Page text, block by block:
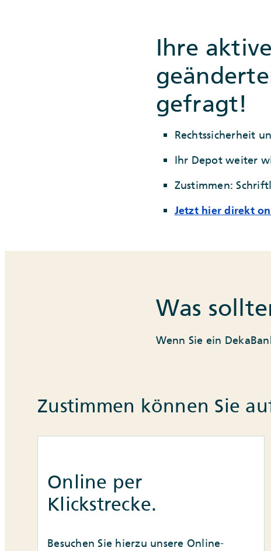
Ihre
gefragt!
Rechtssicherheit
Ihr Depot weiter
Zustimmen:
Jetzt hier direkt
Was
Wenn Sie ein
Zustimmen können Sie
Online per
Klickstrecke.
Besuchen Sie hierzu unsere Online-